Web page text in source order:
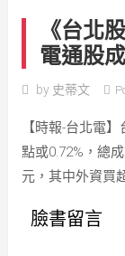
《台北
電通股
by 史蒂文
【時報-台北電
點或0.72%，總
元，其中外資買
臉書留言